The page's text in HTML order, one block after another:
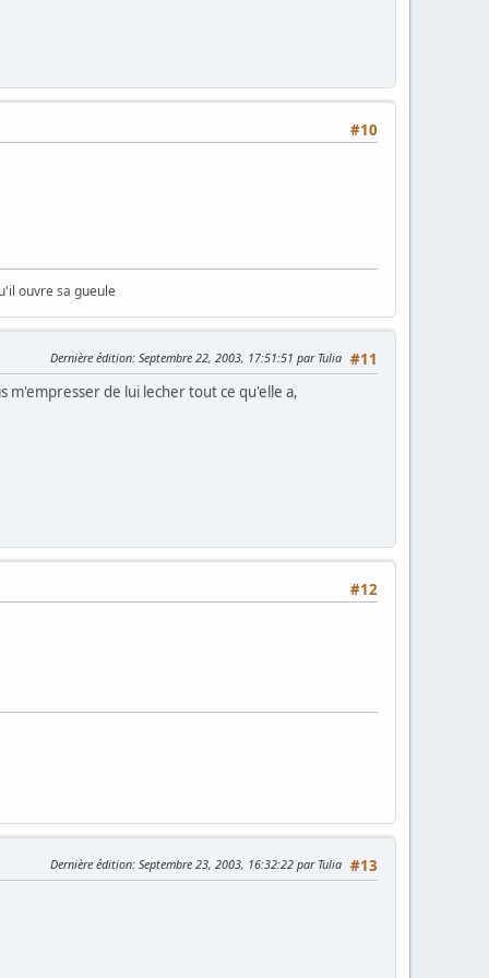
#10
ouvre sa gueule
#11
Dernière édition: Septembre 22, 2003, 17:51:51 par Tulia
m'empresser de lui lecher tout ce qu'elle a,
#12
#13
Dernière édition: Septembre 23, 2003, 16:32:22 par Tulia